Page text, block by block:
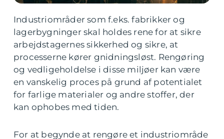
Industriområder som f.eks. fabrikker og
lagerbygninger skal holdes rene for at sikre
arbejdstagernes sikkerhed og sikre, at
processerne kører gnidningsløst. Rengøring
og vedligeholdelse i disse miljøer kan være
en vanskelig proces på grund af potentialet
for farlige materialer og andre stoffer, der
kan ophobes med tiden.
For at begynde at rengøre et industriområde